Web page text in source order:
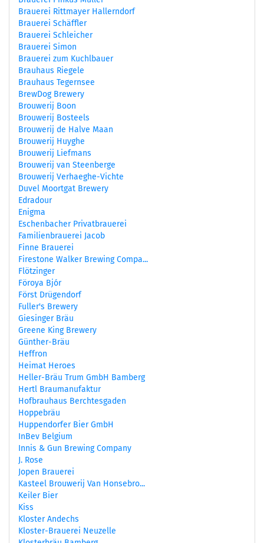
Brauerei Rittmayer Hallerndorf
Brauerei Schäffler
Brauerei Schleicher
Brauerei Simon
Brauerei zum Kuchlbauer
Brauhaus Riegele
Brauhaus Tegernsee
BrewDog Brewery
Brouwerij Boon
Brouwerij Bosteels
Brouwerij de Halve Maan
Brouwerij Huyghe
Brouwerij Liefmans
Brouwerij van Steenberge
Brouwerij Verhaeghe-Vichte
Duvel Moortgat Brewery
Edradour
Enigma
Eschenbacher Privatbrauerei
Familienbrauerei Jacob
Finne Brauerei
Firestone Walker Brewing Compa...
Flötzinger
Föroya Bjór
Först Drügendorf
Fuller's Brewery
Giesinger Bräu
Greene King Brewery
Günther-Bräu
Heffron
Heimat Heroes
Heller-Bräu Trum GmbH Bamberg
Hertl Braumanufaktur
Hofbrauhaus Berchtesgaden
Hoppebräu
Huppendorfer Bier GmbH
InBev Belgium
Innis & Gun Brewing Company
J. Rose
Jopen Brauerei
Kasteel Brouwerij Van Honsebro...
Keiler Bier
Kiss
Kloster Andechs
Kloster-Brauerei Neuzelle